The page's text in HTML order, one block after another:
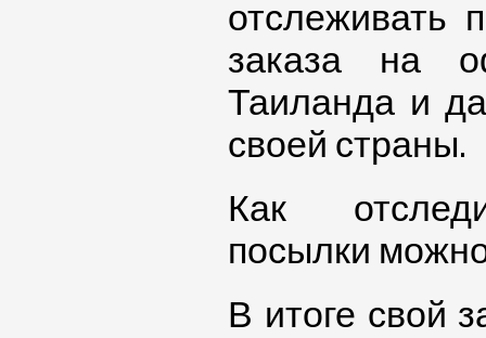
отслеживать
заказа на
Таиланда и
своей страны.
Как
посылки
В итоге свой